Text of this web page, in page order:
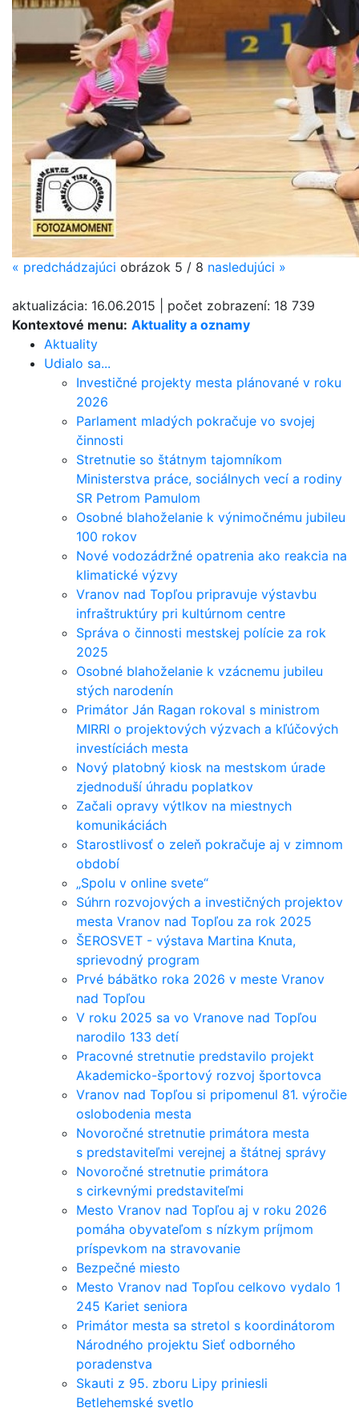
Kontextové menu: Aktuality a oznamy
Aktuality
Udialo sa...
Investičné projekty mesta plánované v roku
2026
Parlament mladých pokračuje vo svojej
činnosti
Stretnutie so štátnym tajomníkom
Ministerstva práce, sociálnych vecí a rodiny
SR Petrom Pamulom
Osobné blahoželanie k výnimočnému jubileu
100 rokov
Nové vodozádržné opatrenia ako reakcia na
klimatické výzvy
Vranov nad Topľou pripravuje výstavbu
infraštruktúry pri kultúrnom centre
Správa o činnosti mestskej polície za rok
2025
Osobné blahoželanie k vzácnemu jubileu
stých narodenín
Primátor Ján Ragan rokoval s ministrom
MIRRI o projektových výzvach a kľúčových
investíciách mesta
Nový platobný kiosk na mestskom úrade
zjednoduší úhradu poplatkov
Začali opravy výtlkov na miestnych
komunikáciách
Starostlivosť o zeleň pokračuje aj v zimnom
období
„Spolu v online svete“
Súhrn rozvojových a investičných projektov
mesta Vranov nad Topľou za rok 2025
ŠEROSVET - výstava Martina Knuta,
sprievodný program
Prvé bábätko roka 2026 v meste Vranov
nad Topľou
V roku 2025 sa vo Vranove nad Topľou
narodilo 133 detí
Pracovné stretnutie predstavilo projekt
Akademicko-športový rozvoj športovca
Vranov nad Topľou si pripomenul 81. výročie
oslobodenia mesta
Novoročné stretnutie primátora mesta
s predstaviteľmi verejnej a štátnej správy
Novoročné stretnutie primátora
s cirkevnými predstaviteľmi
Mesto Vranov nad Topľou aj v roku 2026
pomáha obyvateľom s nízkym príjmom
príspevkom na stravovanie
Bezpečné miesto
Mesto Vranov nad Topľou celkovo vydalo 1
245 Kariet seniora
Primátor mesta sa stretol s koordinátorom
Národného projektu Sieť odborného
poradenstva
Skauti z 95. zboru Lipy priniesli
Betlehemské svetlo
« predchádzajúci obrázok 5 / 8 nasledujúci »
aktualizácia: 16.06.2015 počet zobrazení: 18 739